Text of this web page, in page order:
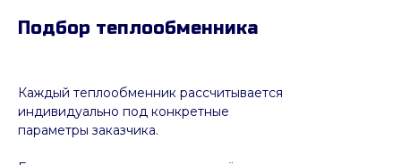
Подбор теплообменника
Каждый теплообменник рассчитывается
индивидуально под конкретные
параметры заказчика.